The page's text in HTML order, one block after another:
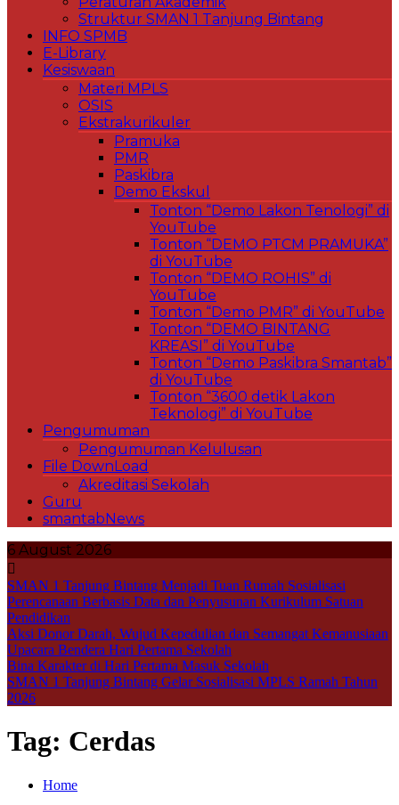
Struktur SMAN 1 Tanjung Bintang
INFO SPMB
E-Library
Kesiswaan
Materi MPLS
OSIS
Ekstrakurikuler
Pramuka
PMR
Paskibra
Demo Ekskul
Tonton “Demo Lakon Tenologi” di
YouTube
Tonton “DEMO PTCM PRAMUKA”
di YouTube
Tonton “DEMO ROHIS” di
YouTube
Tonton “Demo PMR” di YouTube
Tonton “DEMO BINTANG
KREASI” di YouTube
Tonton “Demo Paskibra Smantab”
di YouTube
Tonton “3600 detik Lakon
Teknologi” di YouTube
Pengumuman
Pengumuman Kelulusan
File DownLoad
Akreditasi Sekolah
Guru
smantabNews
6 August 2026
SMAN 1 Tanjung Bintang Menjadi Tuan Rumah Sosialisasi
Perencanaan Berbasis Data dan Penyusunan Kurikulum Satuan
Pendidikan
Aksi Donor Darah, Wujud Kepedulian dan Semangat Kemanusiaan
Upacara Bendera Hari Pertama Sekolah
Bina Karakter di Hari Pertama Masuk Sekolah
SMAN 1 Tanjung Bintang Gelar Sosialisasi MPLS Ramah Tahun
2026
Tag: Cerdas
Home